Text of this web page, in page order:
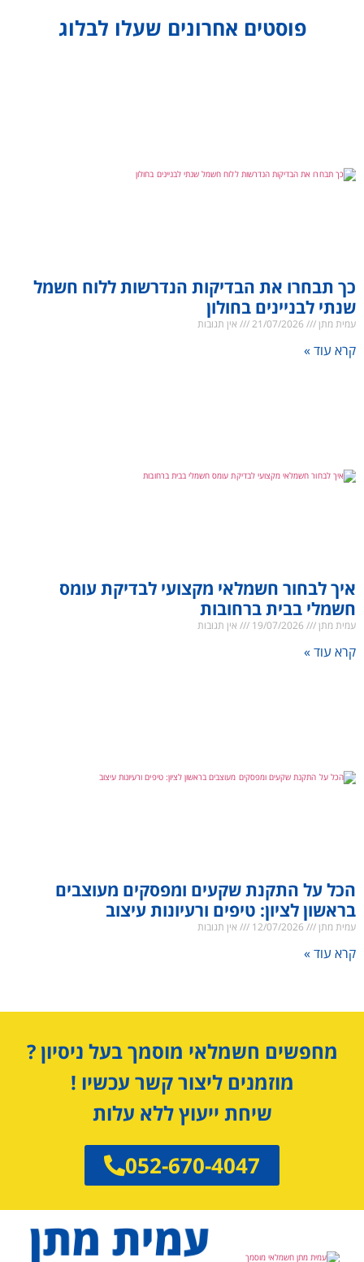
פוסטים אחרונים שעלו לבלוג
כך תבחרו את הבדיקות הנדרשות ללוח חשמל
שנתי לבניינים בחולון
עמית מתן אין תגובות
קרא עוד »
איך לבחור חשמלאי מקצועי לבדיקת עומס
חשמלי בבית ברחובות
עמית מתן אין תגובות
קרא עוד »
הכל על התקנת שקעים ומפסקים מעוצבים
בראשון לציון: טיפים ורעיונות עיצוב
עמית מתן אין תגובות
קרא עוד »
מחפשים חשמלאי מוסמך בעל ניסיון ?
מוזמנים ליצור קשר עכשיו !
שיחת ייעוץ ללא עלות
052-670-4047